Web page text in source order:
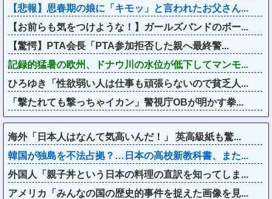
【悲報】思春期の娘に「キモッ」と言われたお父さん...
【お前らも気をつけような！】ガールズバンドのボー...
【驚愕】PTA会長「PTA参加拒否した親へ最終警...
記録的猛暑の欧州、ドナウ川の水位が低下してマンモ...
ひろゆき「性欲弱い人は仕事も頑張らないので貧乏人...
「撃たれても撃っちゃイカン」警視庁OBが明かす拳...
海外「日本人はなんて気高いんだ！」 英高級紙も驚...
韓国が独島を不法占拠？…日本の高校新教科書、また...
外国人「親子丼という日本の料理の直訳を知ってしま...
アメリカ「みんなの国の歴史的事件を捉えた画像を見...